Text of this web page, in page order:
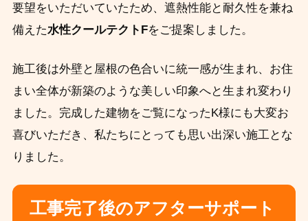
要望をいただいていたため、遮熱性能と耐久性を兼ね
備えた水性クールテクトFをご提案しました。
施工後は外壁と屋根の色合いに統一感が生まれ、お住
まい全体が新築のような美しい印象へと生まれ変わり
ました。完成した建物をご覧になったK様にも大変お
喜びいただき、私たちにとっても思い出深い施工とな
りました。
工事完了後のアフターサポート